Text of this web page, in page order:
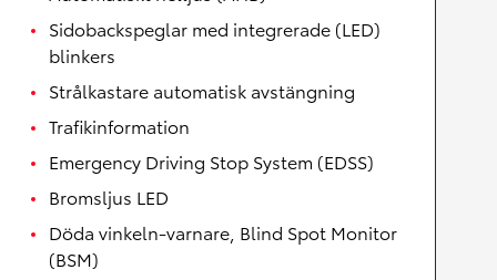
Sidobackspeglar med integrerade (LED)
blinkers
Strålkastare automatisk avstängning
Trafikinformation
Emergency Driving Stop System (EDSS)
Bromsljus LED
Döda vinkeln-varnare, Blind Spot Monitor
(BSM)